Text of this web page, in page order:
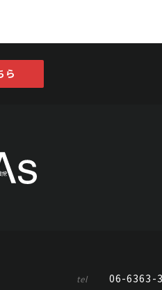
ら
tel 06-6363-